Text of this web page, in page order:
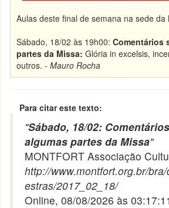
Aulas deste final de semana na sede da
Sábado, 18/02 às 19h00:Comentários
partes da Missa: Glória in excelsis,
outros. -Mauro Rocha
Para citar este texto:
"Sábado, 18/02:
algumas partes da Missa"
MONTFORT Associação
http://www.montfort.org.br/
estras/2017_02_18/
Online, 08/08/2026 às